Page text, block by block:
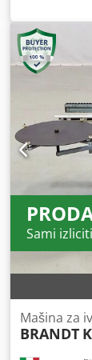
Sami
Mašina za
BRANDT